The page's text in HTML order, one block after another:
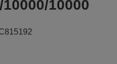
10000